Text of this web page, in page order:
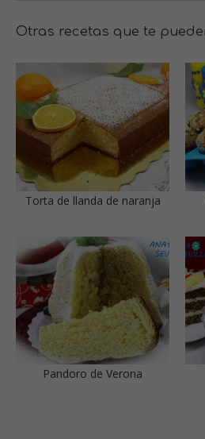
Otras recetas que te
Torta de llanda de naranja
Pandoro de Verona